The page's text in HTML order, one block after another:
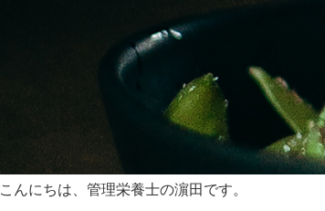
こんにちは、管理栄養士の濵田です。